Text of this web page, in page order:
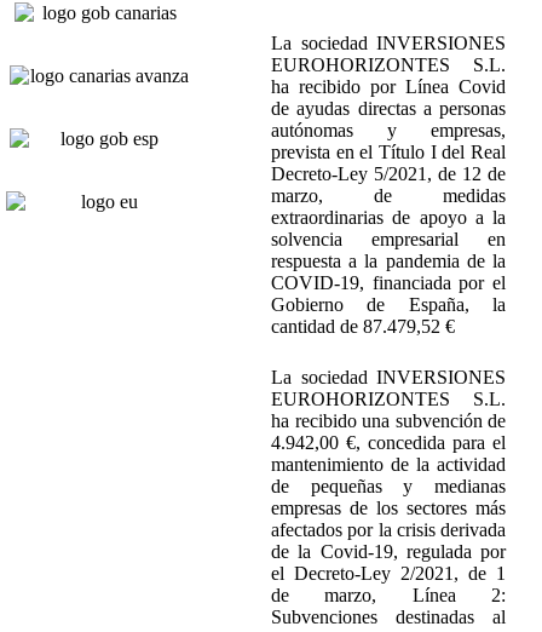
La sociedad INVERSIONES
EUROHORIZONTES S.L.
ha recibido por Línea Covid
de ayudas directas a personas
autónomas y empresas,
prevista en el Título I del Real
Decreto-Ley 5/2021, de 12 de
marzo, de medidas
extraordinarias de apoyo a la
solvencia empresarial en
respuesta a la pandemia de la
COVID-19, financiada por el
Gobierno de España, la
cantidad de 87.479,52 €
La sociedad INVERSIONES
EUROHORIZONTES S.L.
ha recibido una subvención de
4.942,00 €, concedida para el
mantenimiento de la actividad
de pequeñas y medianas
empresas de los sectores más
afectados por la crisis derivada
de la Covid-19, regulada por
el Decreto-Ley 2/2021, de 1
de marzo, Línea 2:
Subvenciones destinadas al